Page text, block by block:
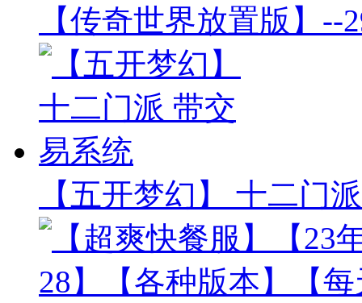
【传奇世界放置版】
【五开梦幻】 十二门